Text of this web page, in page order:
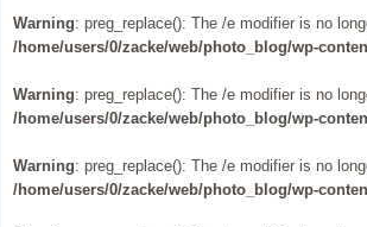
Warning: preg_replace(): The /e modifier is no
/home/users/0/zacke/web/photo_blog/wp-
Warning: preg_replace(): The /e modifier is no
/home/users/0/zacke/web/photo_blog/wp-
Warning: preg_replace(): The /e modifier is no
/home/users/0/zacke/web/photo_blog/wp-